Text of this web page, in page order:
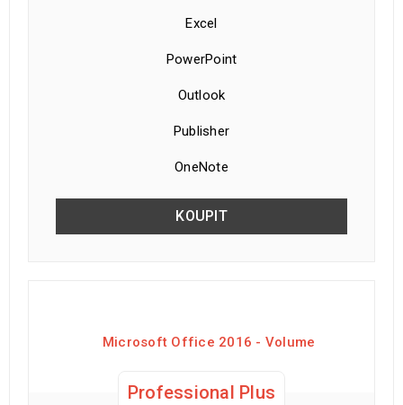
Excel
PowerPoint
Outlook
Publisher
OneNote
KOUPIT
Microsoft Office 2016 - Volume
Professional Plus